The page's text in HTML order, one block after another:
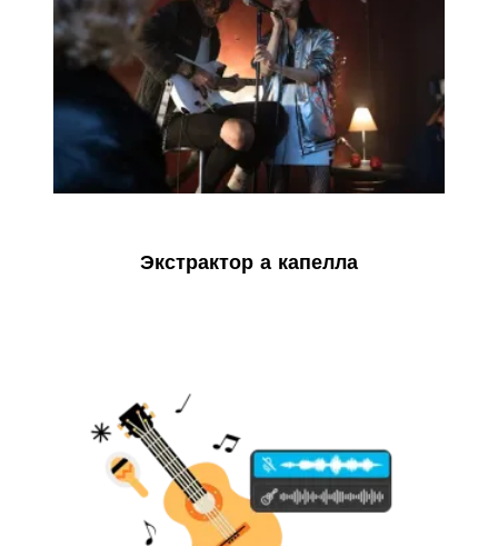
Экстрактор а капелла